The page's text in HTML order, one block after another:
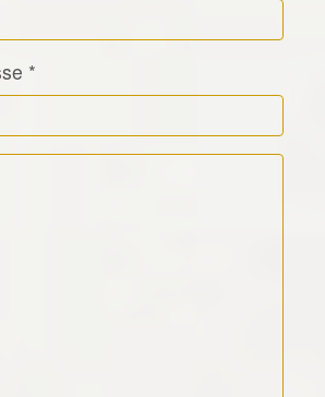
*